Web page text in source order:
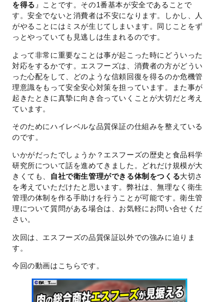
を得る 』ことです。その1番基本が安全であることで
す。安全でないと消費者は不安になります。しかし、人
がやることにはミスが生じてしまいます。同じことをず
っとやっていても見逃しは生まれるのです。
よって非常に重要なことは事が起こった時にどういった
対応をするかです。エスフーズは、消費者の方がどうい
った心配をして、どのような信頼回復を得るのか危機管
理意識をもって安全安心対策を担っています。また事が
起きたときに真摯に向き合っていくことが大切だと考え
ています。
そのためにハイレベルな品質保証の仕組みを整えている
のです。
いかがだったでしょうか？エスフーズの歴史と食品科学
研究所について話を進めてきました。どれだけ規模が大
きくても、
自社で衛生管理ができる体制をつくる大切さ
を考えていただけたと思います。弊社は、無理なく衛生
管理の体制を作る手助けを行うことが可能です。衛生管
理について質問がある場合は、お気軽にお問い合せくだ
さい。
次回は、エスフーズの品質保証以外での強みに迫りま
す。
今回の動画はこちらです。